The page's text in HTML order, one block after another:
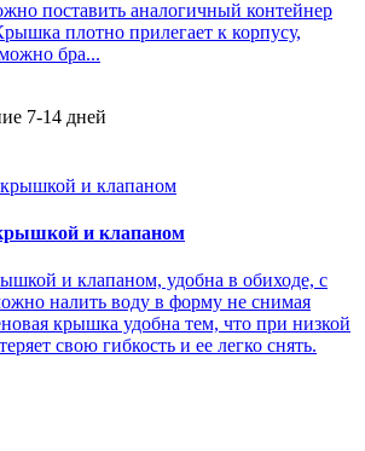
поставить аналогичный контейнер
плотно прилегает к корпусу,
бра...
7-14 дней
и клапаном
и клапаном, удобна в обиходе, с
налить воду в форму не снимая
крышка удобна тем, что при низкой
свою гибкость и ее легко снять.